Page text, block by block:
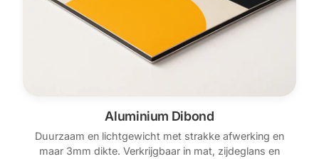
Aluminium Dibond
Duurzaam en lichtgewicht met strakke afwerking en
maar 3mm dikte. Verkrijgbaar in mat, zijdeglans en